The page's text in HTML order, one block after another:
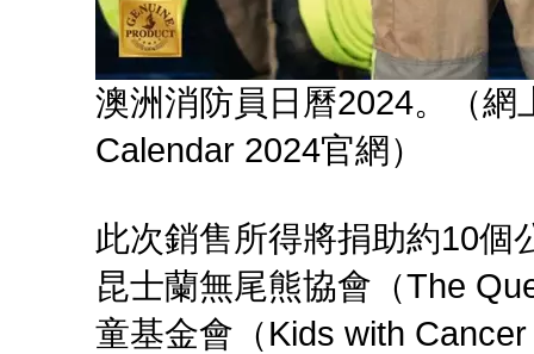
澳洲消防員日曆2024。（
Calendar 2024官網）
此次銷售所得將捐助約10個
昆士蘭無尾熊協會（The
童基金會（Kids with